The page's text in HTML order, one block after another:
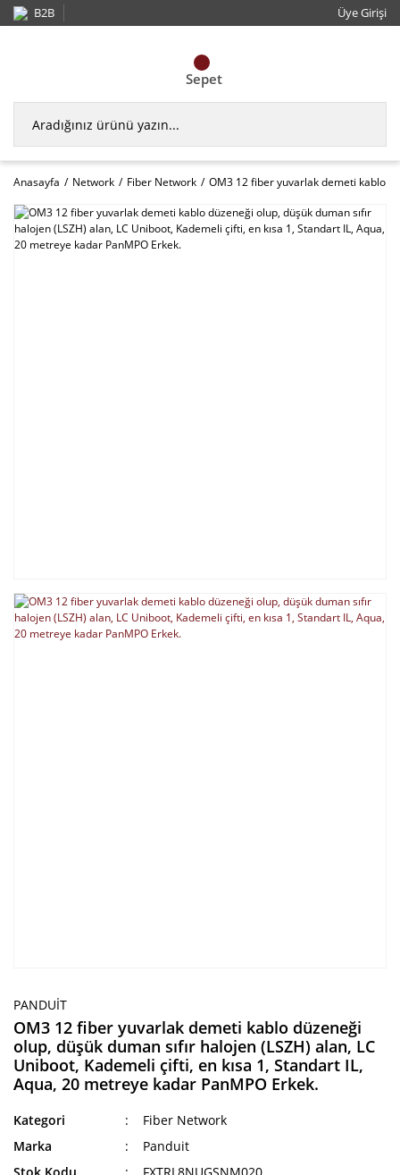
B2B Üye Girişi
Sepet
Anasayfa Network Fiber Network OM3 12 fiber yuvarlak demeti kablo
PANDUIT
OM3 12 fiber yuvarlak demeti kablo düzeneği
olup, düşük duman sıfır halojen (LSZH) alan, LC
Uniboot, Kademeli çifti, en kısa 1, Standart IL,
Aqua, 20 metreye kadar PanMPO Erkek.
Kategori
Fiber Network
Marka
Panduit